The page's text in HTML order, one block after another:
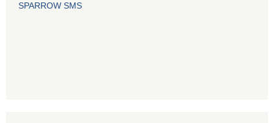
SPARROW SMS